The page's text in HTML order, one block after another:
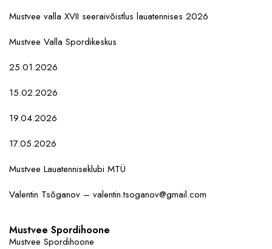
Mustvee valla XVII seeraivõistlus lauatennises 2026
Mustvee Valla Spordikeskus
25.01.2026
15.02.2026
19.04.2026
17.05.2026
Mustvee Lauatenniseklubi MTÜ
Valentin Tsõganov – valentin.tsoganov@gmail.com
Mustvee Spordihoone
Mustvee Spordihoone